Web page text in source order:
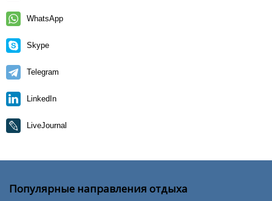
WhatsApp
Skype
Telegram
LinkedIn
LiveJournal
Популярные направления отдыха